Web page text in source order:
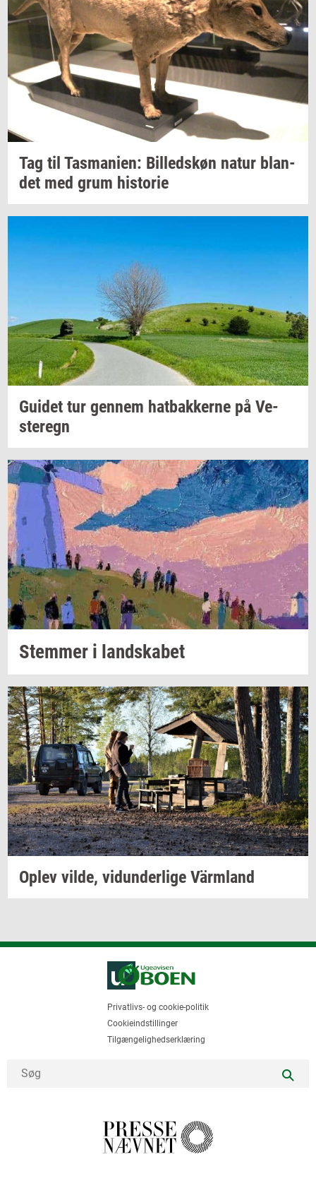
Tag til Tas­ma­ni­en: Bil­leds­køn natur blan­
det med grum hi­sto­rie
Gu­i­det tur gen­nem hat­bak­ker­ne på Ve­
ste­regn
Stem­mer i land­ska­bet
Oplev vilde, vi­dun­der­li­ge Värmland
Privatlivs- og cookie-politik
Cookieindstillinger
Tilgængelighedserklæring